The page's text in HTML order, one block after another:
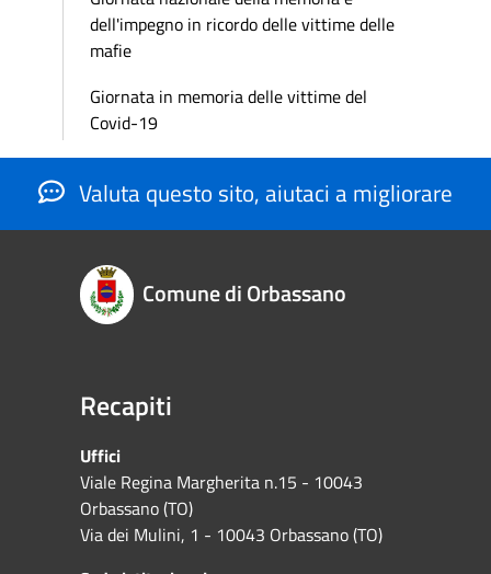
dell'impegno in ricordo delle vittime delle
mafie
Giornata in memoria delle vittime del
Covid-19
Valuta questo sito, aiutaci a migliorare
Comune di Orbassano
Recapiti
Uffici
Viale Regina Margherita n.15 - 10043
Orbassano (TO)
Via dei Mulini, 1 - 10043 Orbassano (TO)